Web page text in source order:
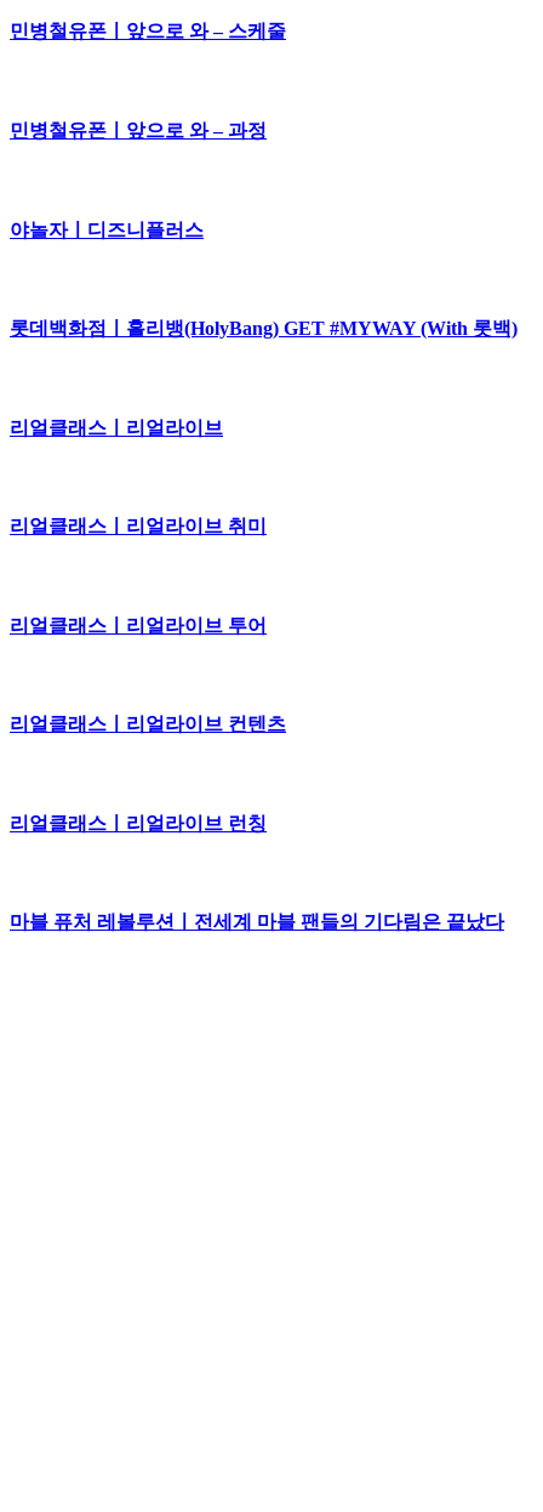
민병철유폰ㅣ앞으로 와 – 스케줄
민병철유폰ㅣ앞으로 와 – 과정
야놀자ㅣ디즈니플러스
롯데백화점ㅣ홀리뱅(HolyBang) GET #MYWAY (With 롯백)
리얼클래스ㅣ리얼라이브
리얼클래스ㅣ리얼라이브 취미
리얼클래스ㅣ리얼라이브 투어
리얼클래스ㅣ리얼라이브 컨텐츠
리얼클래스ㅣ리얼라이브 런칭
마블 퓨처 레볼루션ㅣ전세계 마블 팬들의 기다림은 끝났다